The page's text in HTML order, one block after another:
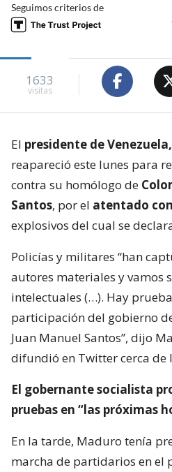
Seguimos criterios de
1633
visitas
El presidente de
reapareció este lunes para
contra su homólogo de
Santos, por el atentado
explosivos del cual se
Policías y militares “han
autores materiales y vamos
intelectuales (…). Hay
participación del gobierno
Juan Manuel Santos”, dijo
difundió en Twitter cerca de
El gobernante socialista
pruebas en “las próximas
En la tarde, Maduro tenía
marcha de partidarios en el